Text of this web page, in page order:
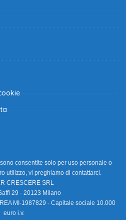
consentite solo per uso personale o
utilizzo, vi preghiamo di contattarci.
CRESCERE SRL
29 - 20123 Milano
MI-1987829 - Capitale sociale 10.000
euro i.v.